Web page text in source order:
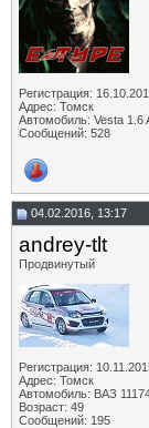
Регистрация:
Адрес: Томск
Автомобиль: Vesta 1.6
Сообщений: 528
04.02.2016, 13:17
andrey-tlt
Продвинутый
Регистрация:
Адрес: Томск
Автомобиль: ВАЗ
Возраст: 49
Сообщений: 195